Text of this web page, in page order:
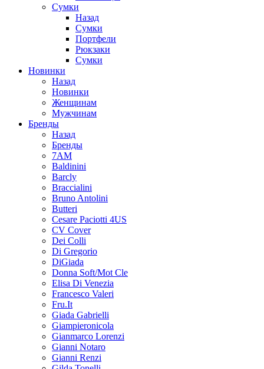
Сумки
Назад
Сумки
Портфели
Рюкзаки
Сумки
Новинки
Назад
Новинки
Женщинам
Мужчинам
Бренды
Назад
Бренды
7AM
Baldinini
Barcly
Braccialini
Bruno Antolini
Butteri
Cesare Paciotti 4US
CV Cover
Dei Colli
Di Gregorio
DiGiada
Donna Soft/Mot Cle
Elisa Di Venezia
Francesco Valeri
Fru.It
Giada Gabrielli
Giampieronicola
Gianmarco Lorenzi
Gianni Notaro
Gianni Renzi